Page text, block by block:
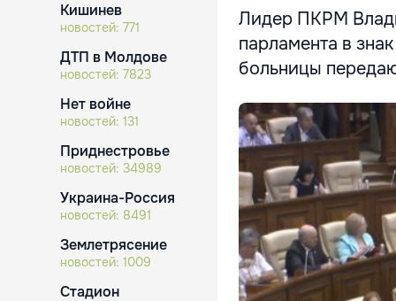
Кишинев
новостей: 771
ДТП в Молдове
новостей: 7823
Нет войне
новостей: 131
Приднестровье
новостей: 34989
Украина-Россия
новостей: 8491
Землетрясение
новостей: 1009
Стадион
Лидер ПКРМ
парламента в
больницы